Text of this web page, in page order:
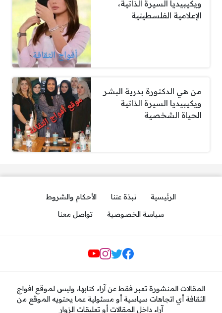
ويكيبيديا السيرة الذاتية،
الإعلامية الفلسطينية
من هي الدكتورة بدرية البشر
ويكيبيديا السيرة الذاتية
الحياة الشخصية
الرئيسية نبذة عننا
الأحكام والشروط
سياسة الخصوصية
تواصل معنا
مواقع التواصل
المقالات المنشورة تعبر فقط عن آراء كتابها، وليس لموقع افواج
الثقافة أي اتجاهات سياسية أو مسئولية عما يحتويه الموقع من
آراء داخل المقالات أو تعليقات الزوار